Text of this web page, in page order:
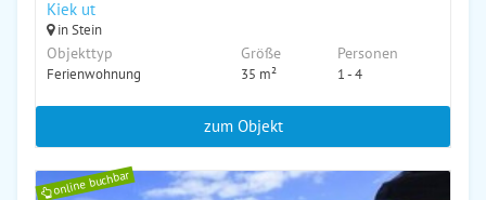
Kiek ut
in Stein
Objekttyp
Ferienwohnung
Größe
35 m²
Personen
1 - 4
zum Objekt
online buchbar